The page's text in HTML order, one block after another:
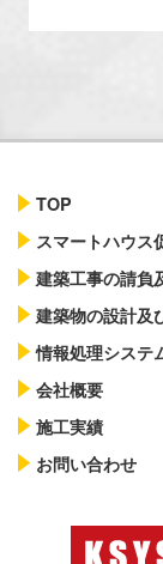
TOP
スマートハウス
建築工事の請負
建築物の設計及
情報処理システ
会社概要
施工実績
お問い合わせ